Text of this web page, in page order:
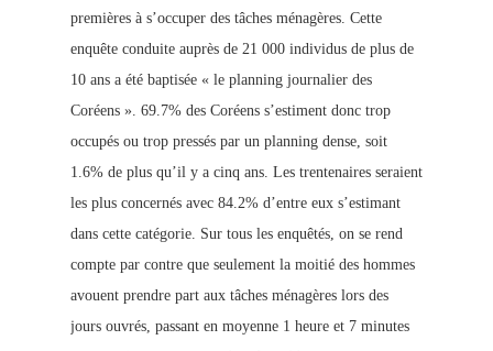
premières à s’occuper des tâches ménagères. Cette
enquête conduite auprès de 21 000 individus de plus de
10 ans a été baptisée « le planning journalier des
Coréens ». 69.7% des Coréens s’estiment donc trop
occupés ou trop pressés par un planning dense, soit
1.6% de plus qu’il y a cinq ans. Les trentenaires seraient
les plus concernés avec 84.2% d’entre eux s’estimant
dans cette catégorie. Sur tous les enquêtés, on se rend
compte par contre que seulement la moitié des hommes
avouent prendre part aux tâches ménagères lors des
jours ouvrés, passant en moyenne 1 heure et 7 minutes